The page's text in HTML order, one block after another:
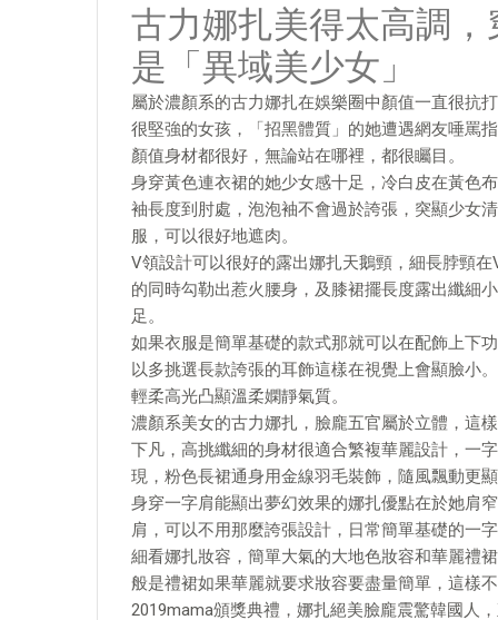
古力娜扎美得太高調
是「異域美少女」
屬於濃顏系的古力娜扎在娛樂圈中顏值一直很抗
很堅強的女孩，「招黑體質」的她遭遇網友唾罵
顏值身材都很好，無論站在哪裡，都很矚目。
身穿黃色連衣裙的她少女感十足，冷白皮在黃色
袖長度到肘處，泡泡袖不會過於誇張，突顯少女
服，可以很好地遮肉。
V領設計可以很好的露出娜扎天鵝頸，細長脖頸
的同時勾勒出惹火腰身，及膝裙擺長度露出纖細
足。
如果衣服是簡單基礎的款式那就可以在配飾上下
以多挑選長款誇張的耳飾這樣在視覺上會顯臉小
輕柔高光凸顯溫柔嫻靜氣質。
濃顏系美女的古力娜扎，臉龐五官屬於立體，這
下凡，高挑纖細的身材很適合繁複華麗設計，一
現，粉色長裙通身用金線羽毛裝飾，隨風飄動更
身穿一字肩能顯出夢幻效果的娜扎優點在於她肩
肩，可以不用那麼誇張設計，日常簡單基礎的一
細看娜扎妝容，簡單大氣的大地色妝容和華麗禮
般是禮裙如果華麗就要求妝容要盡量簡單，這樣
2019mama頒獎典禮，娜扎絕美臉龐震驚韓國人